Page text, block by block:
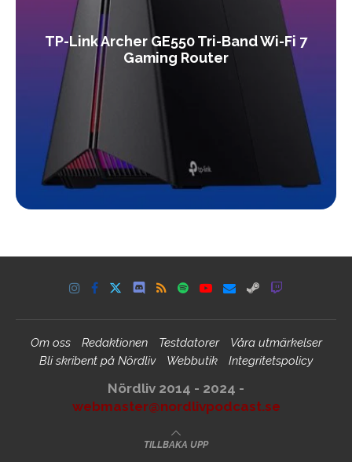
TP-Link Archer GE550 Tri-Band Wi-Fi 7
Gaming Router
Om oss Redaktionen Testdatorer
Våra utmärkelser
Bli skribent på Nördliv
Webbutik Integritetspolicy
Nördliv 2014 - 2024 -
webmaster@nordlivpodcast.se
TILLBAKA UPP